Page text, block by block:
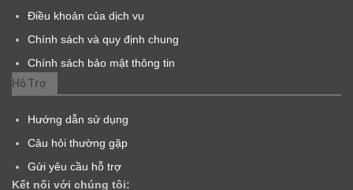
Điều khoản của dịch vụ
Chính sách và quy định chung
Chính sách bảo mật thông tin
Hỗ Trợ
Hướng dẫn sử dụng
Câu hỏi thường gặp
Gửi yêu cầu hỗ trợ
Kết nối với chúng tôi: